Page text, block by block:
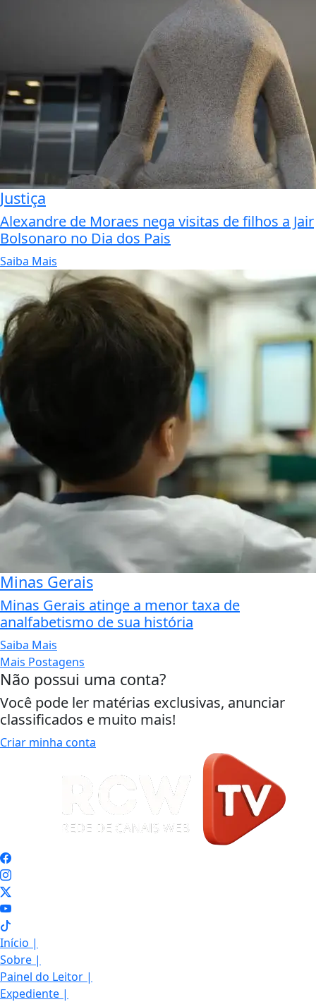
Justiça
Alexandre de Moraes nega visitas de filhos a Jair
Bolsonaro no Dia dos Pais
Saiba Mais
Minas Gerais
Minas Gerais atinge a menor taxa de
analfabetismo de sua história
Saiba Mais
Mais Postagens
Não possui uma conta?
Você pode ler matérias exclusivas, anunciar
classificados e muito mais!
Criar minha conta
Início |
Sobre |
Painel do Leitor |
Expediente |